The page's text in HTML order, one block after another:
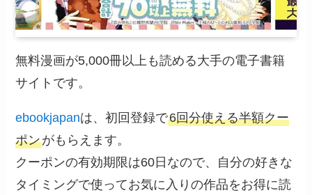
無料漫画が5,000冊以上も読める大手の電子書籍
サイトです。
ebookjapanは、初回登録で6回分使える半額クー
ポンがもらえます。
クーポンの有効期限は60日なので、自分の好きな
タイミングで使ってお気に入りの作品をお得に読